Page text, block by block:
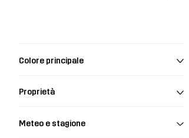
Colore principale
Proprietà
Meteo e stagione